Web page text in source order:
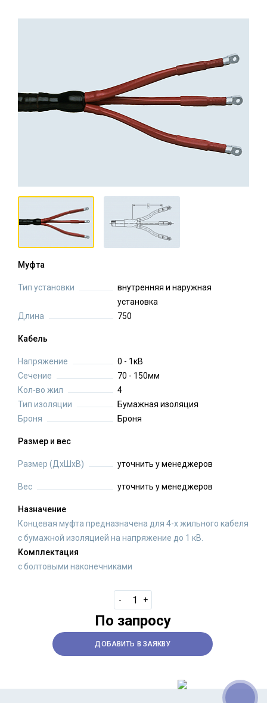
Муфта
Тип установки
внутренняя и наружная
установка
Длина
750
Кабель
Напряжение
0 - 1кВ
Сечение
70 - 150мм
Кол-во жил
4
Тип изоляции
Бумажная изоляция
Броня
Броня
Размер и вес
Размер (ДхШхВ) уточнить у менеджеров
Вес уточнить у менеджеров
Назначение
Концевая муфта предназначена для 4-х жильного кабеля
с бумажной изоляцией на напряжение до 1 кВ.
Комплектация
с болтовыми наконечниками
- +
По запросу
ДОБАВИТЬ В ЗАЯКВУ